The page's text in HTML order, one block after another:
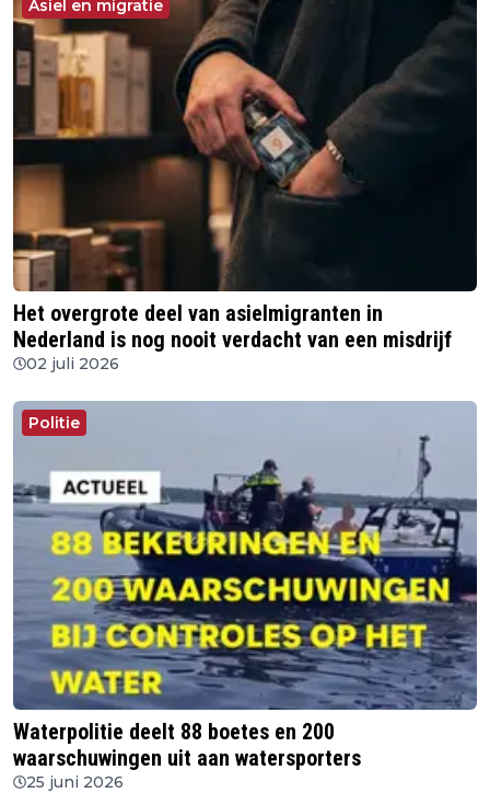
Asiel en migratie
Het overgrote deel van asielmigranten in
Nederland is nog nooit verdacht van een misdrijf
02 juli 2026
Politie
Waterpolitie deelt 88 boetes en 200
waarschuwingen uit aan watersporters
25 juni 2026